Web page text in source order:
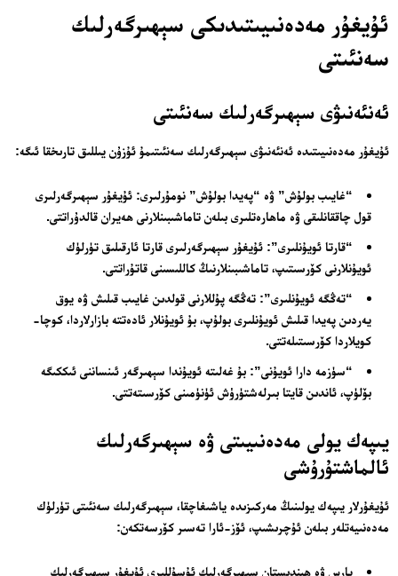
ئۇيغۇر مەدەنىيىتىدىكى سېھىرگەرلىك
سەنئىتى
ئەنئەنىۋى سېھىرگەرلىك سەنئىتى
ئۇيغۇر مەدەنىيىتىدە ئەنئەنىۋى سېھىرگەرلىك سەنئىتىمۇ ئۇزۇن يىللىق تارىخقا ئىگە:
“غايىب بولۇش” ۋە “پەيدا بولۇش” نومۇرلىرى: ئۇيغۇر سېھىرگەرلىرى
قول چاققانلىقى ۋە ماھارەتلىرى بىلەن تاماشىبىنلارنى ھەيران قالدۇراتتى.
“قارتا ئويۇنلىرى”: ئۇيغۇر سېھىرگەرلىرى قارتا ئارقىلىق تۈرلۈك
ئويۇنلارنى كۆرسىتىپ، تاماشىبىنلارنىڭ كاللىسىنى قاتۇراتتى.
“تەڭگە ئويۇنلىرى”: تەڭگە پۇللارنى قولدىن غايىب قىلىش ۋە يوق
يەردىن پەيدا قىلىش ئويۇنلىرى بولۇپ، بۇ ئويۇنلار ئادەتتە بازارلاردا، كوچا-
كويلاردا كۆرسىتىلەتتى.
“سۈزمە دارا ئويۇنى”: بۇ غەلىتە ئويۇندا سېھىرگەر ئىنساننى ئىككىگە
بۆلۈپ، ئاندىن قايتا بىرلەشتۈرۈش ئۈنۈمىنى كۆرسىتەتتى.
يىپەك يولى مەدەنىيىتى ۋە سېھىرگەرلىك
ئالماشتۇرۇشى
ئۇيغۇرلار يىپەك يولىنىڭ مەركىزىدە ياشىغاچقا، سېھىرگەرلىك سەنئىتى تۈرلۈك
مەدەنىيەتلەر بىلەن ئۇچرىشىپ، ئۆز-ئارا تەسىر كۆرسەتكەن:
پارس ۋە ھىندىستان سېھىرگەرلىك ئۇسۇللىرى ئۇيغۇر سېھىرگەرلىك